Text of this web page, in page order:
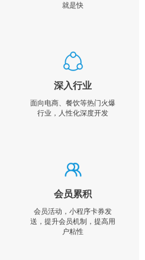
就是快
深入行业
面向电商、餐饮等热门火爆
行业，人性化深度开发
会员累积
会员活动，小程序卡券发
送，提升会员机制，提高用
户粘性